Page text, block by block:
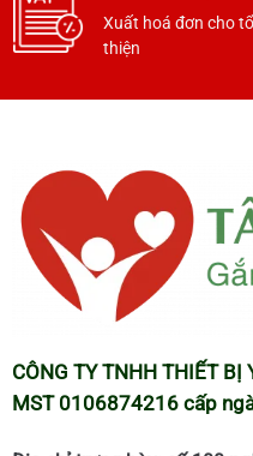
Xuất hoá đơn cho
thiện
CÔNG TY TNHH THIẾT BỊ
MST 0106874216 cấp